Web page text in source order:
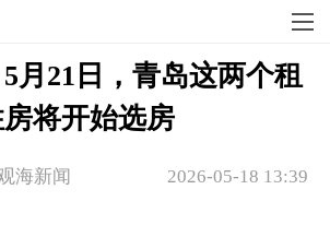
月21日，青岛这两个租
将开始选房
2026-05-18 13:39
海新闻